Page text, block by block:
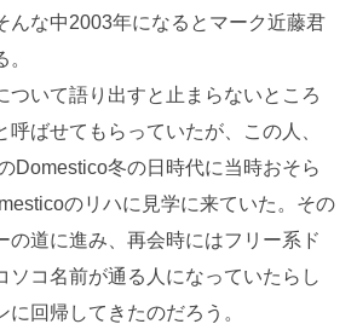
んな中2003年になるとマーク近藤君
ついて語り出すと止まらないところ
ばせてもらっていたが、この人、
Domestico冬の日時代に当時おそら
のリハに見学に来ていた。その
の道に進み、再会時にはフリー系ド
ソコ名前が通る人になっていたらし
回帰してきたのだろう。